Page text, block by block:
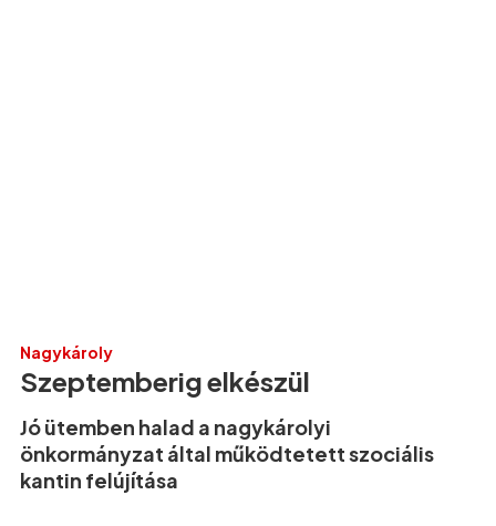
Nagykároly
Szeptemberig elkészül
Jó ütemben halad a nagykárolyi
önkormányzat által működtetett szociális
kantin felújítása